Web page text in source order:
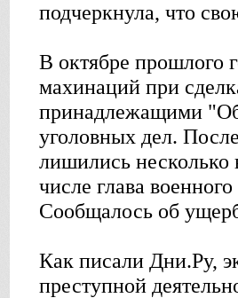
подчеркнула, что
В октябре прошлого
махинаций при
принадлежащими
уголовных дел.
лишились несколько
числе глава
Сообщалось об
Как писали Дни.Ру,
преступной